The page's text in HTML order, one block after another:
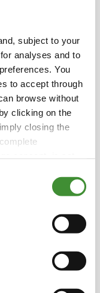
subject to your
analyses and to
You
to accept through
browse without
clicking on the
closing the
genomgår ett
energi, med
vägmaterial för
av
som
Concrete